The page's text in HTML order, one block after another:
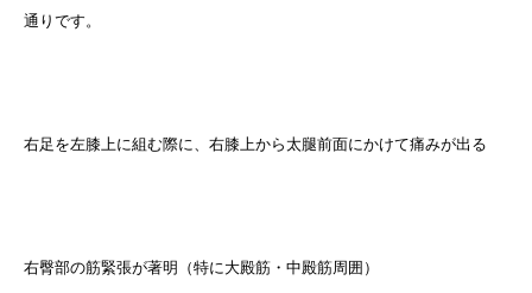
通りです。
右足を左膝上に組む際に、右膝上から太腿前面にかけて痛みが出る
右臀部の筋緊張が著明（特に大殿筋・中殿筋周囲）